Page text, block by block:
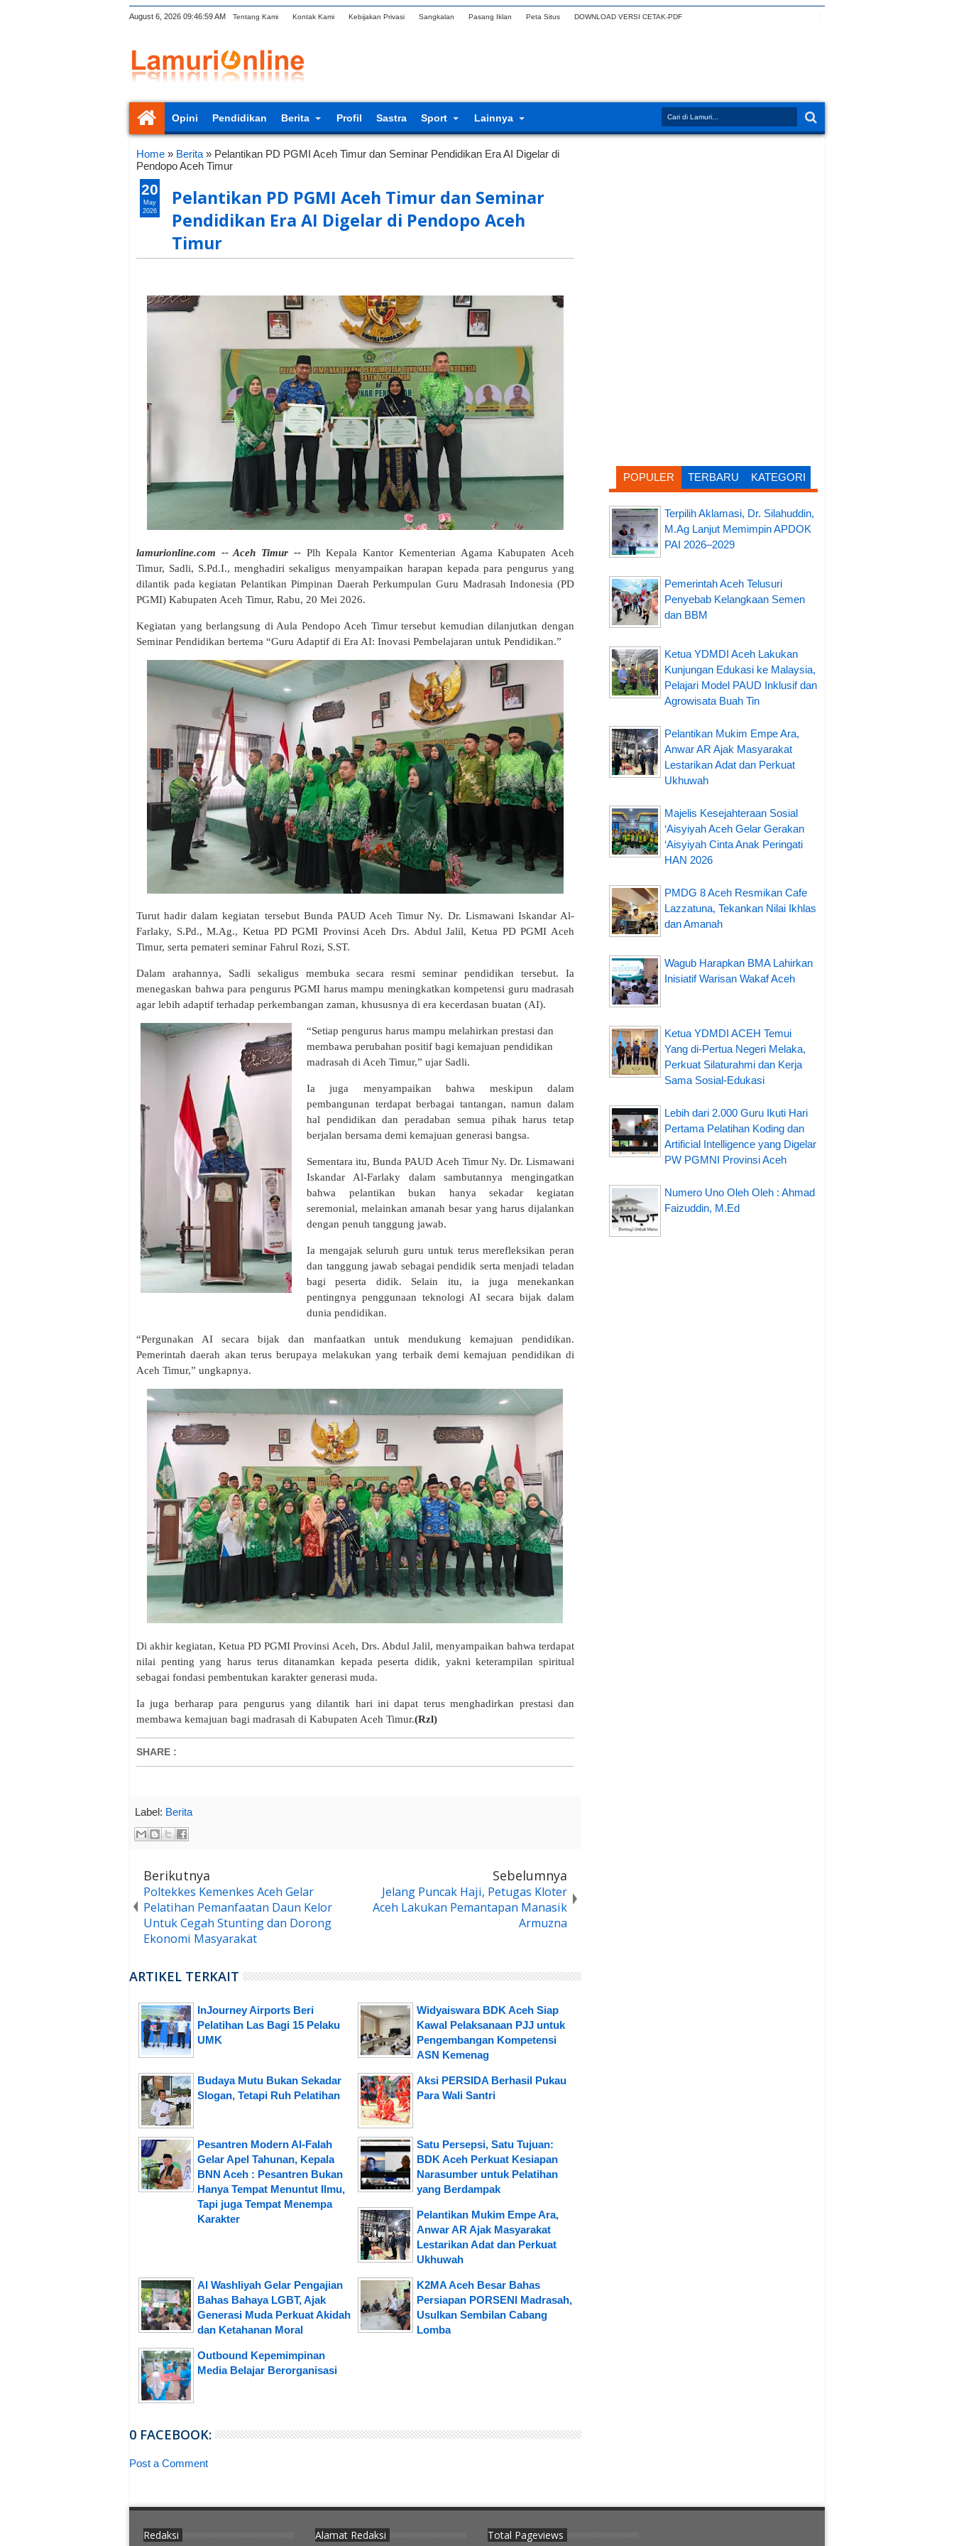
August 6, 2026 09:47:00 AM Tentang Kami Kontak Kami Kebijakan Privasi Sangkalan Pasang Iklan Peta Situs DOWNLOAD VERSI CETAK-PDF
Opini Pendidikan Berita Profil Sastra Sport Lainnya
Home » Berita » Pelantikan PD PGMI Aceh Timur dan Seminar Pendidikan Era AI Digelar di
Pendopo Aceh Timur
Pelantikan PD PGMI Aceh Timur dan Seminar
Pendidikan Era AI Digelar di Pendopo Aceh
Timur
lamurionline.com -- Aceh Timur --‎Plh Kepala Kantor Kementerian Agama Kabupaten Aceh
Timur, Sadli, S.Pd.I., menghadiri sekaligus menyampaikan harapan kepada para pengurus yang
dilantik pada kegiatan Pelantikan Pimpinan Daerah Perkumpulan Guru Madrasah Indonesia (PD
PGMI) Kabupaten Aceh Timur, Rabu, 20 Mei 2026.
‎Kegiatan yang berlangsung di Aula Pendopo Aceh Timur tersebut kemudian dilanjutkan dengan
Seminar Pendidikan bertema “Guru Adaptif di Era AI: Inovasi Pembelajaran untuk Pendidikan.”
‎Turut hadir dalam kegiatan tersebut Bunda PAUD Aceh Timur Ny. Dr. Lismawani Iskandar Al-
Farlaky, S.Pd., M.Ag., Ketua PD PGMI Provinsi Aceh Drs. Abdul Jalil, Ketua PD PGMI Aceh
Timur, serta pemateri seminar Fahrul Rozi, S.ST.
‎Dalam arahannya, Sadli sekaligus membuka secara resmi seminar pendidikan tersebut. Ia
menegaskan bahwa para pengurus PGMI harus mampu meningkatkan kompetensi guru madrasah
agar lebih adaptif terhadap perkembangan zaman, khususnya di era kecerdasan buatan (AI).
‎“Setiap pengurus harus mampu melahirkan prestasi dan
membawa perubahan positif bagi kemajuan pendidikan
madrasah di Aceh Timur,” ujar Sadli.
‎Ia juga menyampaikan bahwa meskipun dalam
pembangunan terdapat berbagai tantangan, namun dalam
hal pendidikan dan peradaban semua pihak harus tetap
berjalan bersama demi kemajuan generasi bangsa.
‎Sementara itu, Bunda PAUD Aceh Timur Ny. Dr. Lismawani
Iskandar Al-Farlaky dalam sambutannya mengingatkan
bahwa pelantikan bukan hanya sekadar kegiatan
seremonial, melainkan amanah besar yang harus dijalankan
dengan penuh tanggung jawab.
‎Ia mengajak seluruh guru untuk terus merefleksikan peran
dan tanggung jawab sebagai pendidik serta menjadi teladan
bagi peserta didik. Selain itu, ia juga menekankan
pentingnya penggunaan teknologi AI secara bijak dalam
dunia pendidikan.
‎“Pergunakan AI secara bijak dan manfaatkan untuk mendukung kemajuan pendidikan.
Pemerintah daerah akan terus berupaya melakukan yang terbaik demi kemajuan pendidikan di
Aceh Timur,” ungkapnya.
‎Di akhir kegiatan, Ketua PD PGMI Provinsi Aceh, Drs. Abdul Jalil, menyampaikan bahwa terdapat
nilai penting yang harus terus ditanamkan kepada peserta didik, yakni keterampilan spiritual
sebagai fondasi pembentukan karakter generasi muda.
‎Ia juga berharap para pengurus yang dilantik hari ini dapat terus menghadirkan prestasi dan
membawa kemajuan bagi madrasah di Kabupaten Aceh Timur.(Rzl)
SHARE :
20
May
2026
Label: Berita
Berikutnya
Poltekkes Kemenkes Aceh Gelar
Pelatihan Pemanfaatan Daun Kelor
Untuk Cegah Stunting dan Dorong
Ekonomi Masyarakat
Sebelumnya
Jelang Puncak Haji, Petugas Kloter
Aceh Lakukan Pemantapan Manasik
Armuzna
ARTIKEL TERKAIT
InJourney Airports Beri
Pelatihan Las Bagi 15 Pelaku
UMK
Widyaiswara BDK Aceh Siap
Kawal Pelaksanaan PJJ untuk
Pengembangan Kompetensi
ASN Kemenag
Budaya Mutu Bukan Sekadar
Slogan, Tetapi Ruh Pelatihan
Aksi PERSIDA Berhasil Pukau
Para Wali Santri
Pesantren Modern Al-Falah
Gelar Apel Tahunan, Kepala
BNN Aceh : Pesantren Bukan
Hanya Tempat Menuntut Ilmu,
Tapi juga Tempat Menempa
Karakter
Satu Persepsi, Satu Tujuan:
BDK Aceh Perkuat Kesiapan
Narasumber untuk Pelatihan
yang Berdampak
Pelantikan Mukim Empe Ara,
Anwar AR Ajak Masyarakat
Lestarikan Adat dan Perkuat
Ukhuwah
Al Washliyah Gelar Pengajian
Bahas Bahaya LGBT, Ajak
Generasi Muda Perkuat Akidah
dan Ketahanan Moral
K2MA Aceh Besar Bahas
Persiapan PORSENI Madrasah,
Usulkan Sembilan Cabang
Lomba
Outbound Kepemimpinan
Media Belajar Berorganisasi
0 FACEBOOK:
Post a Comment
POPULER TERBARU KATEGORI
Terpilih Aklamasi, Dr. Silahuddin,
M.Ag Lanjut Memimpin APDOK
PAI 2026–2029
Pemerintah Aceh Telusuri
Penyebab Kelangkaan Semen
dan BBM
Ketua YDMDI Aceh Lakukan
Kunjungan Edukasi ke Malaysia,
Pelajari Model PAUD Inklusif dan
Agrowisata Buah Tin
Pelantikan Mukim Empe Ara,
Anwar AR Ajak Masyarakat
Lestarikan Adat dan Perkuat
Ukhuwah
Majelis Kesejahteraan Sosial
‘Aisyiyah Aceh Gelar Gerakan
‘Aisyiyah Cinta Anak Peringati
HAN 2026
PMDG 8 Aceh Resmikan Cafe
Lazzatuna, Tekankan Nilai Ikhlas
dan Amanah
Wagub Harapkan BMA Lahirkan
Inisiatif Warisan Wakaf Aceh
Ketua YDMDI ACEH Temui
Yang di-Pertua Negeri Melaka,
Perkuat Silaturahmi dan Kerja
Sama Sosial-Edukasi
Lebih dari 2.000 Guru Ikuti Hari
Pertama Pelatihan Koding dan
Artificial Intelligence yang Digelar
PW PGMNI Provinsi Aceh
Numero Uno Oleh Oleh : Ahmad
Faizuddin, M.Ed
Redaksi Alamat Redaksi Total Pageviews